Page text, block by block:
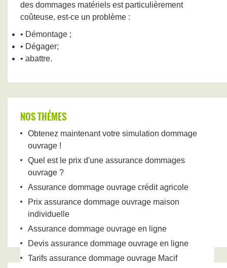
des dommages matériels est particulièrement
coûteuse, est-ce un problème :
• Démontage ;
• Dégager;
• abattre.
NOS THÉMES
Obtenez maintenant votre simulation dommage
ouvrage !
Quel est le prix d'une assurance dommages
ouvrage ?
Assurance dommage ouvrage crédit agricole
Prix assurance dommage ouvrage maison
individuelle
Assurance dommage ouvrage en ligne
Devis assurance dommage ouvrage en ligne
Tarifs assurance dommage ouvrage Macif